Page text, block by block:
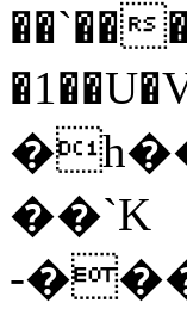
��`��
��`K
-